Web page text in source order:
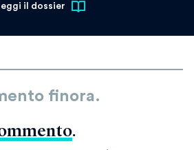
il dossier
finora.
.